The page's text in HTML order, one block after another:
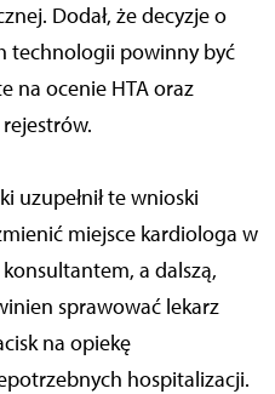
Dodał, że decyzje o
technologii powinny być
na ocenie HTA oraz
uzupełnił te wnioski
miejsce kardiologa w
a dalszą,
sprawować lekarz
na opiekę
hospitalizacji.